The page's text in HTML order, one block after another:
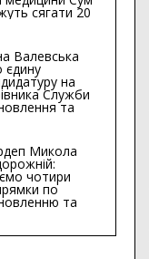
сягати 20
гривень
Валевська
єдину
на
Служби
та
у
Микола
чотири
по
та